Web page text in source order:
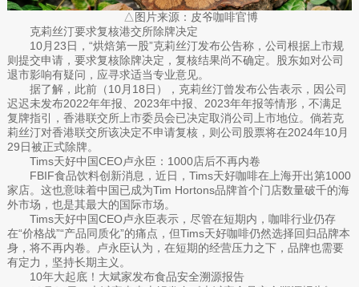
△图片来源：皮爷咖啡官博
克莉丝汀要求复核港交所除牌决定
10月23日，“烘焙第一股”克莉丝汀发布公告称，公司根据上市规
则提交申请，要求复核除牌决定，复核结果尚不确定。股东如对公司
退市影响有疑问，应寻求适当专业意见。
据了解，此前（10月18日），克莉丝汀曾发布公告表示，因公司
迟迟未发布2022年年报、2023年中报、2023年年报等情形，不满足
复牌指引，香港联交所上市委员会已决定取消公司上市地位。倘若克
莉丝汀对香港联交所该决定不申请复核，则公司股票将在2024年10月
29日被正式除牌。
Tims天好中国CEO卢永臣：1000店后不再内卷
FBIF食品饮料创新消息，近日，Tims天好咖啡在上海开出第1000
家店。这也意味着中国已成为Tim Hortons品牌首个门店数量破千的海
外市场，也是其最大的国际市场。
Tims天好中国CEO卢永臣表示，尽管在短期内，咖啡行业仍存
在“价格战”“产品同质化”的痛点，但Tims天好咖啡仍然选择回归品牌本
身，将不再内卷。卢永臣认为，在短期的经营压力之下，品牌也需要
有定力，坚持长期主义。
10年大起底！大斌家发布食品安全溯源报告